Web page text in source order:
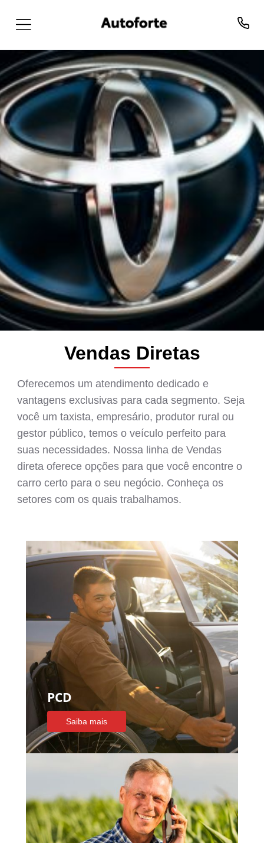
Vendas Diretas
Oferecemos um atendimento dedicado e
vantagens exclusivas para cada segmento. Seja
você um taxista, empresário, produtor rural ou
gestor público, temos o veículo perfeito para
suas necessidades. Nossa linha de Vendas
direta oferece opções para que você encontre o
carro certo para o seu negócio. Conheça os
setores com os quais trabalhamos.
PCD
Saiba mais